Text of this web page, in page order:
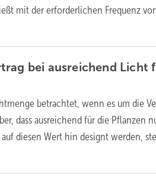
mit der erforderlichen Frequenz
bei ausreichend Licht
betrachtet, wenn es um die
dass ausreichend für die Pflanzen
diesen Wert hin designt werden,